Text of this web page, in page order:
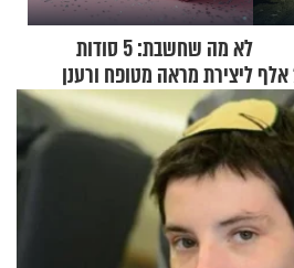
הממשלה תאשר גיוס 240 אלף
לא מה שחשבת: 5 סודות
ליצירת מראה מטופח ורענן